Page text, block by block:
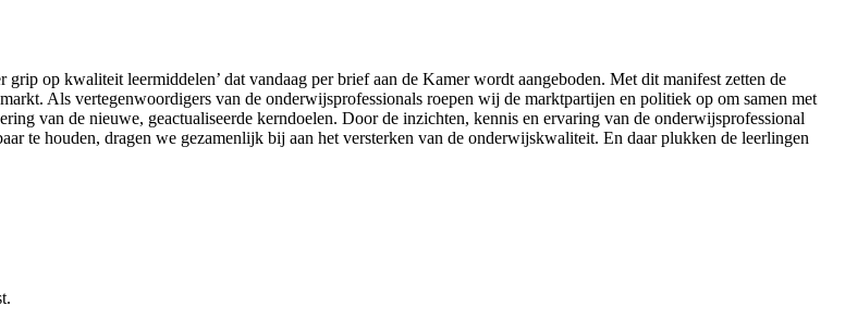
op kwaliteit leermiddelen’ dat vandaag per brief aan de Kamer wordt aangeboden. Met dit manifest zetten de
Als vertegenwoordigers van de onderwijsprofessionals roepen wij de marktpartijen en politiek op om samen met
van de nieuwe, geactualiseerde kerndoelen. Door de inzichten, kennis en ervaring van de onderwijsprofessional
te houden, dragen we gezamenlijk bij aan het versterken van de onderwijskwaliteit. En daar plukken de leerlingen